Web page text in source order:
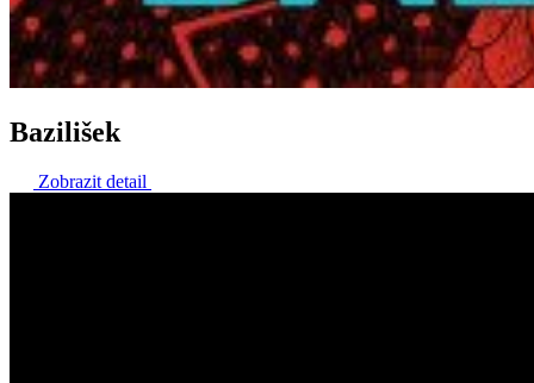
Bazilišek
Zobrazit detail